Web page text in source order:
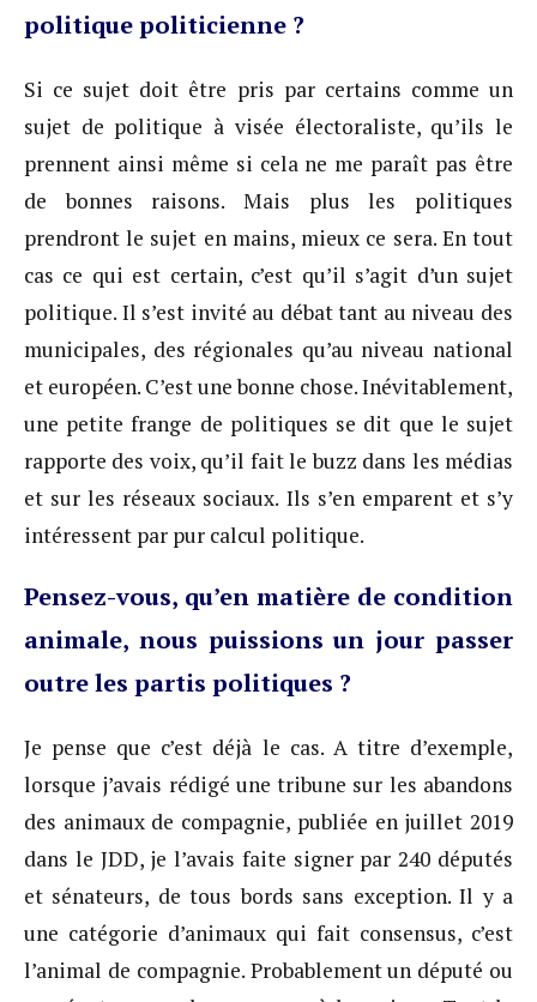
politique politicienne ?
Si ce sujet doit être pris par certains comme un
sujet de politique à visée électoraliste, qu’ils le
prennent ainsi même si cela ne me paraît pas être
de bonnes raisons. Mais plus les politiques
prendront le sujet en mains, mieux ce sera. En tout
cas ce qui est certain, c’est qu’il s’agit d’un sujet
politique. Il s’est invité au débat tant au niveau des
municipales, des régionales qu’au niveau national
et européen. C’est une bonne chose. Inévitablement,
une petite frange de politiques se dit que le sujet
rapporte des voix, qu’il fait le buzz dans les médias
et sur les réseaux sociaux. Ils s’en emparent et s’y
intéressent par pur calcul politique.
Pensez-vous, qu’en matière de condition
animale, nous puissions un jour passer
outre les partis politiques ?
Je pense que c’est déjà le cas. A titre d’exemple,
lorsque j’avais rédigé une tribune sur les abandons
des animaux de compagnie, publiée en juillet 2019
dans le JDD, je l’avais faite signer par 240 députés
et sénateurs, de tous bords sans exception. Il y a
une catégorie d’animaux qui fait consensus, c’est
l’animal de compagnie. Probablement un député ou